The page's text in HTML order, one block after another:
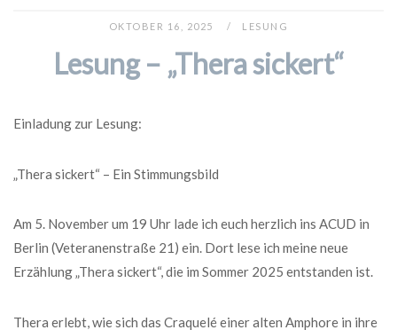
OKTOBER 16, 2025 LESUNG
Lesung – „Thera sickert“
Einladung zur Lesung:
„Thera sickert“ – Ein Stimmungsbild
Am 5. November um 19 Uhr lade ich euch herzlich ins ACUD in
Berlin (Veteranenstraße 21) ein. Dort lese ich meine neue
Erzählung „Thera sickert“, die im Sommer 2025 entstanden ist.
Thera erlebt, wie sich das Craquelé einer alten Amphore in ihre